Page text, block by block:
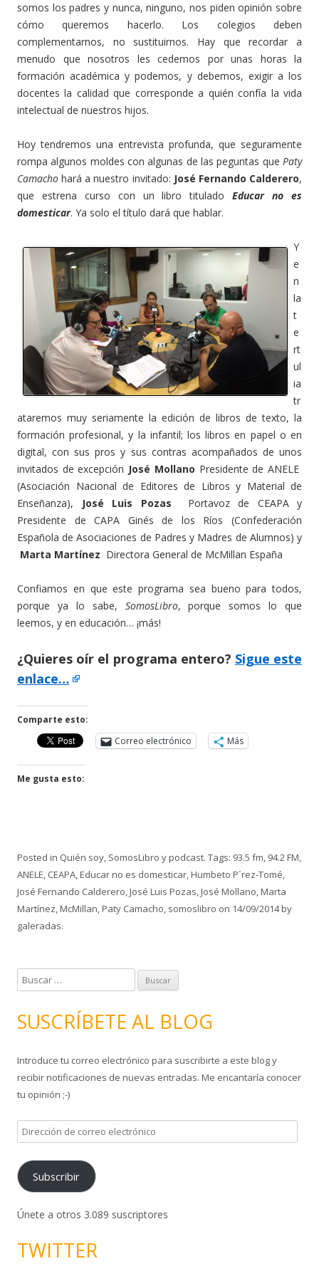
somos los padres y nunca, ninguno, nos piden opinión sobre
cómo queremos hacerlo. Los colegios deben
complementarnos, no sustituirnos. Hay que recordar a
menudo que nosotros les cedemos por unas horas la
formación académica y podemos, y debemos, exigir a los
docentes la calidad que corresponde a quién confía la vida
intelectual de nuestros hijos.
Hoy tendremos una entrevista profunda, que seguramente
rompa algunos moldes con algunas de las peguntas que Paty
Camacho hará a nuestro invitado: José Fernando Calderero,
que estrena curso con un libro tituladoEducar no es
domesticar. Ya solo el título dará que hablar.
Y
e
n
la
t
e
rt
ul
ia
tr
ataremos muy seriamente la edición de libros de texto, la
formación profesional, y la infantil; los libros en papel o en
digital, con sus pros y sus contras acompañados de unos
invitados de excepción José Mollano Presidente de ANELE
(Asociación Nacional de Editores de Libros y Material de
Enseñanza),
José Luis Pozas Portavoz de CEAPA y
Presidente de CAPA Ginés de los Ríos (Confederación
Española de Asociaciones de Padres y Madres de Alumnos) y
Marta Martínez Directora General de McMillan España
Confiamos en que este programa sea bueno para todos,
porque ya lo sabe, SomosLibro, porque somos lo que
leemos, y en educación… ¡más!
¿Quieres oír el programa entero? Sigue este
enlace…
Comparte esto:
Correo electrónico
Más
Me gusta esto:
Posted in Quién soy, SomosLibro y podcast. Tags: 93.5 fm, 94.2 FM,
ANELE, CEAPA,Educar no es domesticar,Humbeto P´rez-Tomé,
José Fernando Calderero,José Luis Pozas,José Mollano,Marta
Martínez,McMillan,Paty Camacho, somoslibro on 14/09/2014by
galeradas.
u
c
r
:
SUSCRÍBETE AL BLOG
Introduce tu correo electrónico para suscribirte a este blog y
recibir notificaciones de nuevas entradas. Me encantaría conocer
tu opinión ;-)
i
e
c
ó
Subscribir
Únete a otros 3.089 suscriptores
TWITTER